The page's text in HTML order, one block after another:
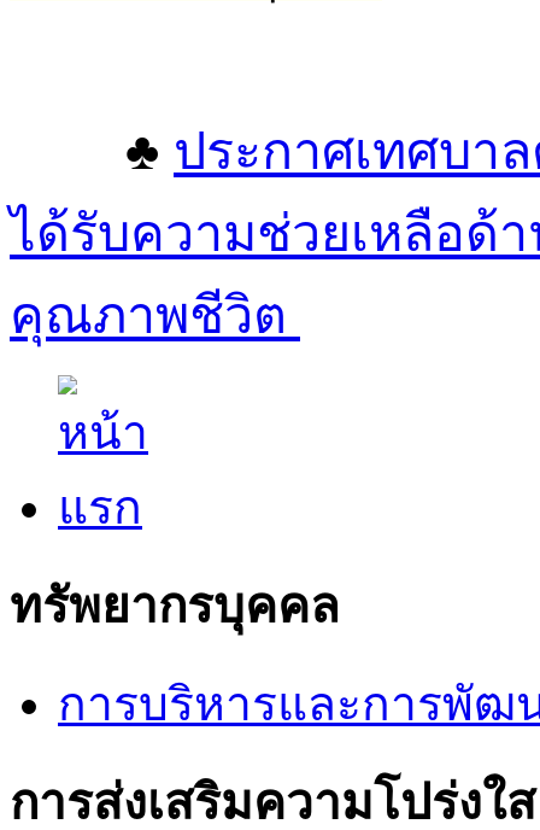
♣ ประกาศเทศบา
ได้รับความช่วยเหลือด้
คุณภาพชีวิต
ทรัพยากรบุคคล
การบริหารและการพัฒ
การส่งเสริมความโปร่งใส